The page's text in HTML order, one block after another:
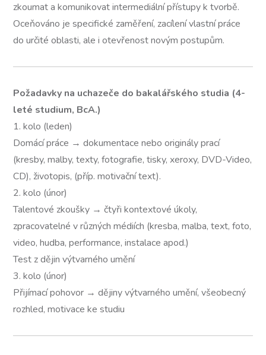
zkoumat a komunikovat intermediální přístupy k tvorbě.
Oceňováno je specifické zaměření, zacílení vlastní práce
do určité oblasti, ale i otevřenost novým postupům.
Požadavky na uchazeče do bakalářského studia (4-
leté studium, BcA.)
1. kolo (leden)
Domácí práce → dokumentace nebo originály prací
(kresby, malby, texty, fotografie, tisky, xeroxy, DVD-Video,
CD), životopis, (příp. motivační text).
2. kolo (únor)
Talentové zkoušky → čtyři kontextové úkoly,
zpracovatelné v různých médiích (kresba, malba, text, foto,
video, hudba, performance, instalace apod.)
Test z dějin výtvarného umění
3. kolo (únor)
Přijímací pohovor → dějiny výtvarného umění, všeobecný
rozhled, motivace ke studiu